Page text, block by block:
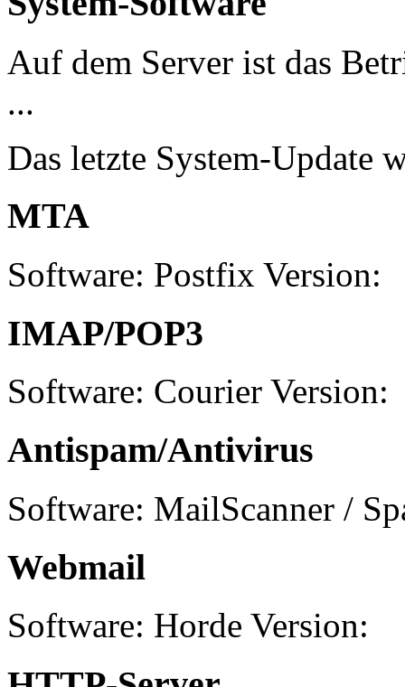
Auf dem Server ist das
...
Das letzte System-Update
MTA
Software: Postfix Version:
IMAP/POP3
Software: Courier Version:
Antispam/Antivirus
Software: MailScanner /
Webmail
Software: Horde Version: